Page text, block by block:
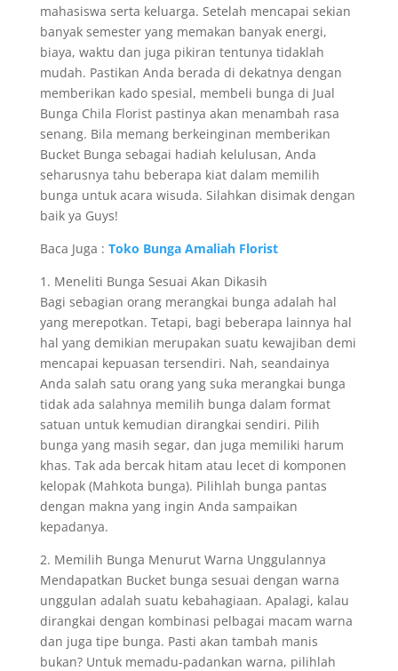
mahasiswa serta keluarga. Setelah mencapai sekian
banyak semester yang memakan banyak energi,
biaya, waktu dan juga pikiran tentunya tidaklah
mudah. Pastikan Anda berada di dekatnya dengan
memberikan kado spesial, membeli bunga di Jual
Bunga Chila Florist pastinya akan menambah rasa
senang. Bila memang berkeinginan memberikan
Bucket Bunga sebagai hadiah kelulusan, Anda
seharusnya tahu beberapa kiat dalam memilih
bunga untuk acara wisuda. Silahkan disimak dengan
baik ya Guys!
Baca Juga : Toko Bunga Amaliah Florist
1. Meneliti Bunga Sesuai Akan Dikasih
Bagi sebagian orang merangkai bunga adalah hal
yang merepotkan. Tetapi, bagi beberapa lainnya hal
hal yang demikian merupakan suatu kewajiban demi
mencapai kepuasan tersendiri. Nah, seandainya
Anda salah satu orang yang suka merangkai bunga
tidak ada salahnya memilih bunga dalam format
satuan untuk kemudian dirangkai sendiri. Pilih
bunga yang masih segar, dan juga memiliki harum
khas. Tak ada bercak hitam atau lecet di komponen
kelopak (Mahkota bunga). Pilihlah bunga pantas
dengan makna yang ingin Anda sampaikan
kepadanya.
2. Memilih Bunga Menurut Warna Unggulannya
Mendapatkan Bucket bunga sesuai dengan warna
unggulan adalah suatu kebahagiaan. Apalagi, kalau
dirangkai dengan kombinasi pelbagai macam warna
dan juga tipe bunga. Pasti akan tambah manis
bukan? Untuk memadu-padankan warna, pilihlah